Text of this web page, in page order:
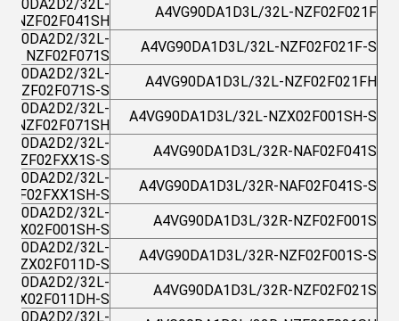
A4VG90DA1D3L/32L-NZF02F021F
32L-
NZF02F041SH
A4VG90DA1D3L/32L-NZF02F021F-S
32L-
NZF02F071S
A4VG90DA1D3L/32L-NZF02F021FH
32L-
NZF02F071S-S
A4VG90DA1D3L/32L-NZX02F001SH-S
32L-
NZF02F071SH
A4VG90DA1D3L/32R-NAF02F041S
32L-
NZF02FXX1S-S
A4VG90DA1D3L/32R-NAF02F041S-S
32L-
NZF02FXX1SH-S
A4VG90DA1D3L/32R-NZF02F001S
32L-
NZX02F001SH-S
A4VG90DA1D3L/32R-NZF02F001S-S
32L-
NZX02F011D-S
A4VG90DA1D3L/32R-NZF02F021S
32L-
NZX02F011DH-S
32L-